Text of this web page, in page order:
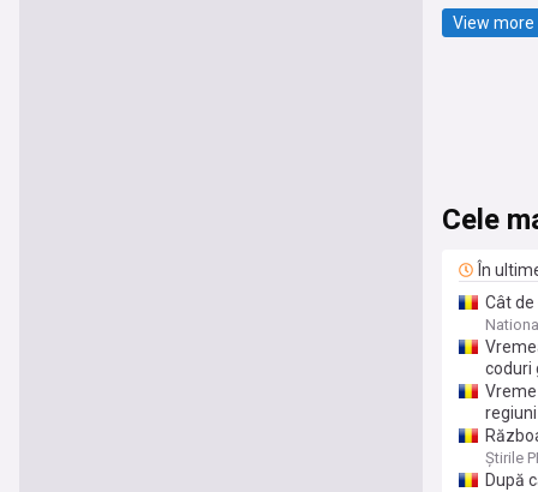
View more
Cele
În
Cât
coduri
regiuni
Știrile
După